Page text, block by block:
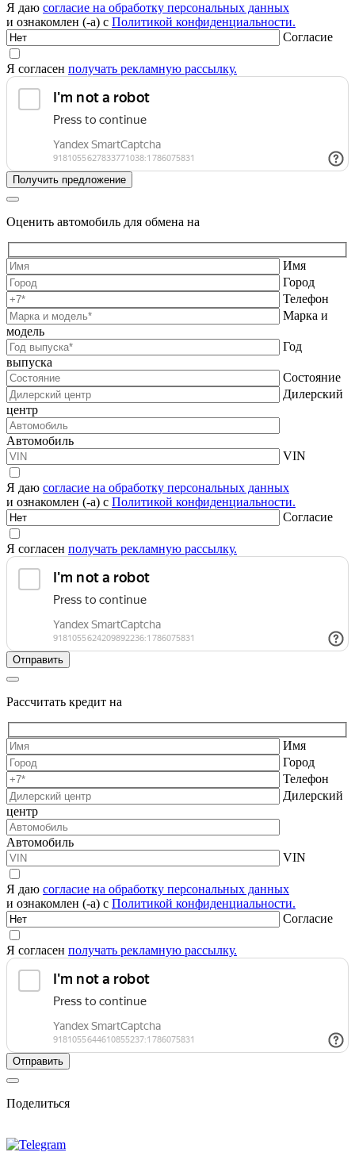
Я даю согласие на обработку персональных данных
и ознакомлен (-а) с Политикой конфиденциальности.
Согласие
Я согласен получать рекламную рассылку.
Оценить автомобиль для обмена на
Имя
Город
Телефон
Марка и
модель
Год
выпуска
Состояние
Дилерский
центр
Автомобиль
VIN
Я даю согласие на обработку персональных данных
и ознакомлен (-а) с Политикой конфиденциальности.
Согласие
Я согласен получать рекламную рассылку.
Рассчитать кредит на
Имя
Город
Телефон
Дилерский
центр
Автомобиль
VIN
Я даю согласие на обработку персональных данных
и ознакомлен (-а) с Политикой конфиденциальности.
Согласие
Я согласен получать рекламную рассылку.
Поделиться